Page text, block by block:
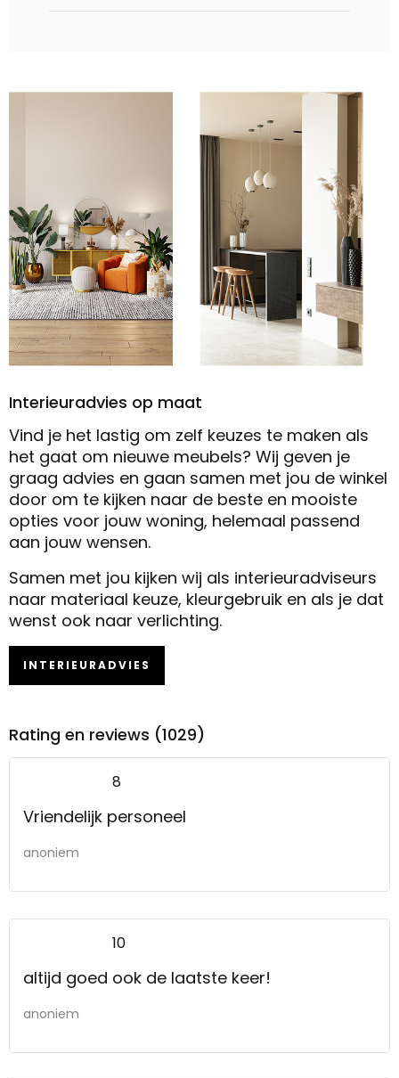
- 0 +
Interieuradvies op maat
Vind je het lastig om zelf keuzes te maken als
het gaat om nieuwe meubels? Wij geven je
graag advies en gaan samen met jou de winkel
door om te kijken naar de beste en mooiste
opties voor jouw woning, helemaal passend
aan jouw wensen.
Samen met jou kijken wij als interieuradviseurs
naar materiaal keuze, kleurgebruik en als je dat
wenst ook naar verlichting.
INTERIEURADVIES
Rating en reviews (1029)
8
Vriendelijk personeel
anoniem
10
altijd goed ook de laatste keer!
anoniem